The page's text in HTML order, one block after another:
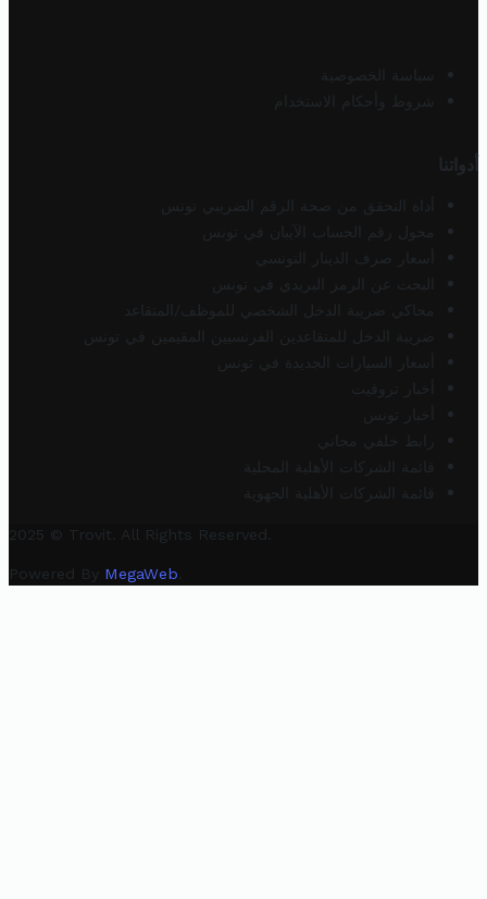
سياسة الخصوصية
شروط وأحكام الاستخدام
أدواتنا
أداة التحقق من صحة الرقم الضريبي تونس
محول رقم الحساب الآيبان في تونس
أسعار صرف الدينار التونسي
البحث عن الرمز البريدي في تونس
محاكي ضريبة الدخل الشخصي للموظف/المتقاعد
ضريبة الدخل للمتقاعدين الفرنسيين المقيمين في تونس
أسعار السيارات الجديدة في تونس
أخبار تروفيت
أخبار تونس
رابط خلفي مجاني
قائمة الشركات الأهلية المحلية
قائمة الشركات الأهلية الجهوية
2025 © Trovit. All Rights Reserved.
Powered By MegaWeb